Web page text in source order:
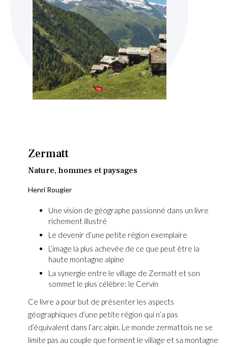
Zermatt
Nature, hommes et paysages
Henri Rougier
Une vision de géographe passionné dans un livre
richement illustré
Le devenir d’une petite région exemplaire
L’image la plus achevée de ce que peut être la
haute montagne alpine
La synergie entre le village de Zermatt et son
sommet le plus célèbre: le Cervin
Ce livre a pour but de présenter les aspects
géographiques d’une petite région qui n’a pas
d’équivalent dans l’arc alpin. Le monde zermattois ne se
limite pas au couple que forment le village et sa montagne
of
the
gallery